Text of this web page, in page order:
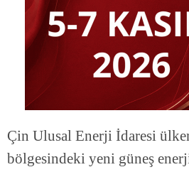
Çin Ulusal Enerji İdaresi
bölgesindeki yeni güneş